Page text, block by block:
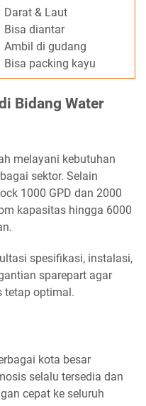
Darat & Laut
Bisa diantar
Ambil di gudang
Bisa packing kayu
Bidang Water
melayani kebutuhan
sektor. Selain
1000 GPD dan 2000
kapasitas hingga 6000
spesifikasi, instalasi,
sparepart agar
tetap optimal.
kota besar
selalu tersedia dan
cepat ke seluruh